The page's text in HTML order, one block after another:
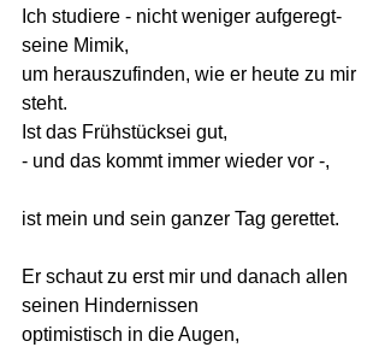
Ich studiere - nicht weniger aufgeregt-
seine Mimik,
um herauszufinden, wie er heute zu mir
steht.
Ist das Frühstücksei gut,
- und das kommt immer wieder vor -,
ist mein und sein ganzer Tag gerettet.
Er schaut zu erst mir und danach allen
seinen Hindernissen
optimistisch in die Augen,